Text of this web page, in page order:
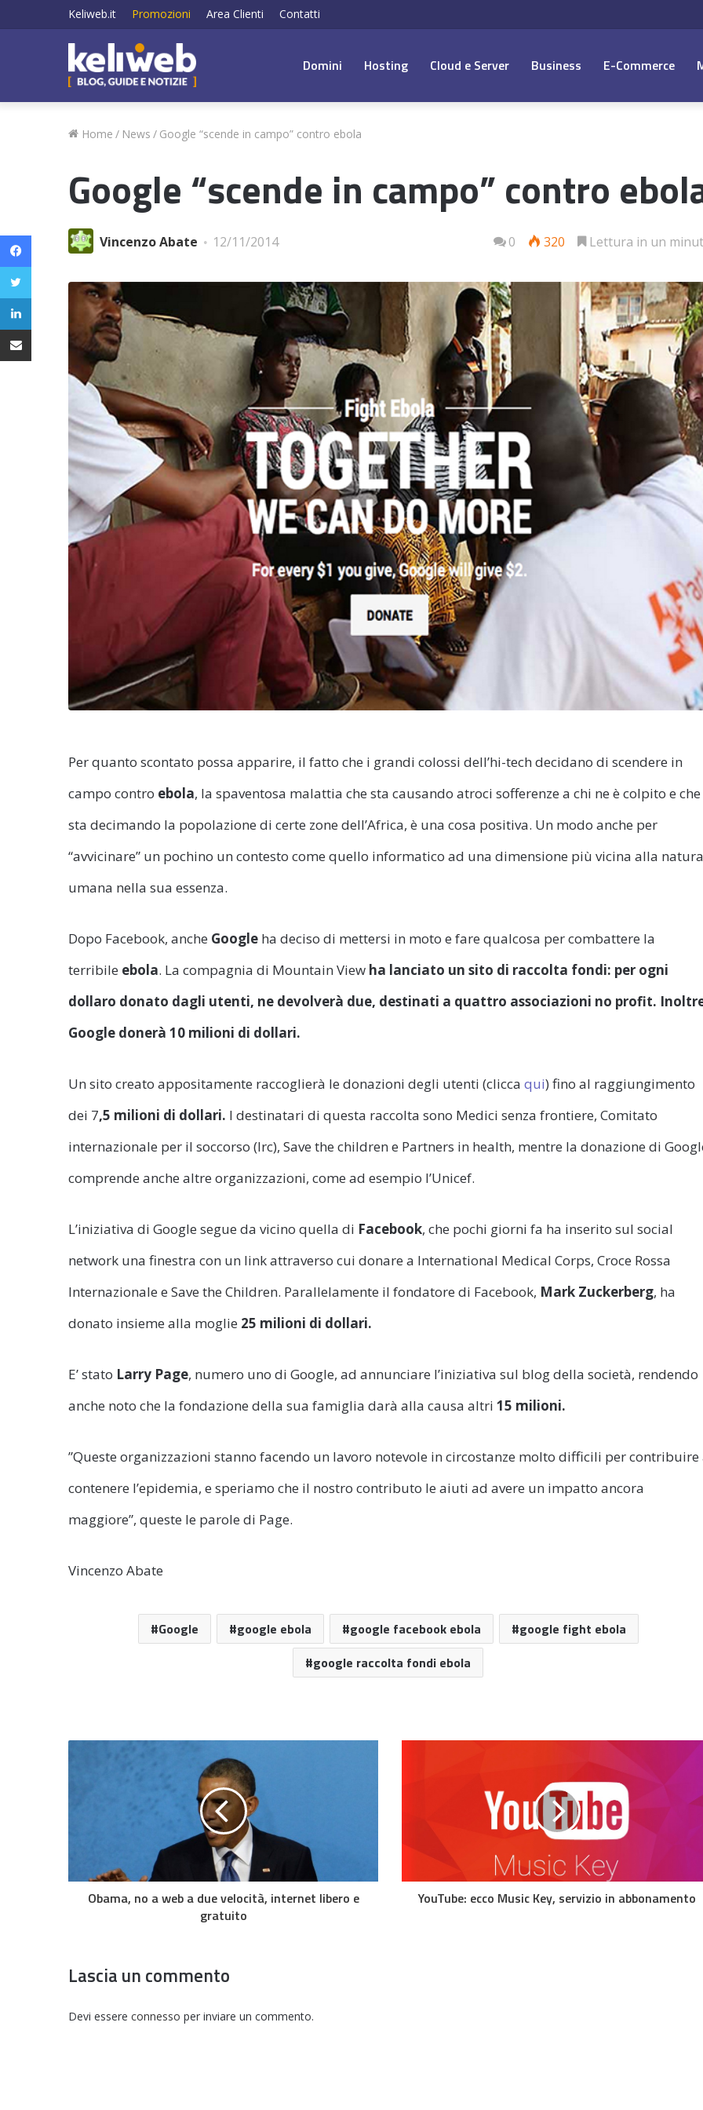
Keliweb.it Promozioni Area Clienti Contatti
Domini Hosting Cloud e Server Business E-Commerce
Home / News / Google “scende in campo” contro ebola
Google “scende in campo” contro
Vincenzo Abate 12/11/2014 0 320 Lettura in un
Per quanto scontato possa apparire, il fatto che i grandi colossi dell’hi-tech decidano di scendere in
campo contro ebola, la spaventosa malattia che sta causando atroci sofferenze a chi ne è colpito e che
sta decimando la popolazione di certe zone dell’Africa, è una cosa positiva. Un modo anche per
“avvicinare” un pochino un contesto come quello informatico ad una dimensione più vicina alla natura
umana nella sua essenza.
Dopo Facebook, anche Google ha deciso di mettersi in moto e fare qualcosa per combattere la
terribile ebola. La compagnia di Mountain View ha lanciato un sito di raccolta fondi: per ogni
dollaro donato dagli utenti, ne devolverà due, destinati a quattro associazioni no profit.
Google donerà 10 milioni di dollari.
Un sito creato appositamente raccoglierà le donazioni degli utenti (clicca qui) fino al raggiungimento
dei 7,5 milioni di dollari. I destinatari di questa raccolta sono Medici senza frontiere, Comitato
internazionale per il soccorso (Irc), Save the children e Partners in health, mentre la donazione di
comprende anche altre organizzazioni, come ad esempio l’Unicef.
L’iniziativa di Google segue da vicino quella di Facebook, che pochi giorni fa ha inserito sul social
network una finestra con un link attraverso cui donare a International Medical Corps, Croce Rossa
Internazionale e Save the Children. Parallelamente il fondatore di Facebook, Mark Zuckerberg, ha
donato insieme alla moglie 25 milioni di dollari.
E’ stato Larry Page, numero uno di Google, ad annunciare l’iniziativa sul blog della società, rendendo
anche noto che la fondazione della sua famiglia darà alla causa altri 15 milioni.
”Queste organizzazioni stanno facendo un lavoro notevole in circostanze molto difficili per contribuire
contenere l’epidemia, e speriamo che il nostro contributo le aiuti ad avere un impatto ancora
maggiore”, queste le parole di Page.
Vincenzo Abate
Google google ebola google facebook ebola
google fight ebola
google raccolta fondi ebola
Obama, no a web a due velocità, internet libero e
gratuito
YouTube: ecco Music Key, servizio in abbonamento
Lascia un commento
Devi essere connesso per inviare un commento.
Facebook
Twitter
LinkedIn
Condividi via email